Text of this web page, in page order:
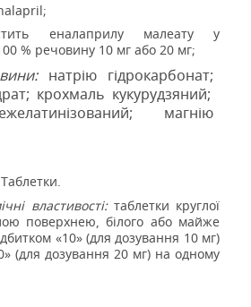
еналаприлу малеату у
% речовину 10 мг або 20 мг;
натрію гідрокарбонат;
; крохмаль кукурудзяний;
; магнію
Таблетки.
властивості: таблетки круглої
поверхнею, білого або майже
«10» (для дозування 10 мг)
(для дозування 20 мг) на одному